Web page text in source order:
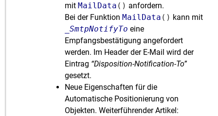
mit MailData () anfordern.
Bei der Funktion MailData () kann mit
_SmtpNotifyTo eine
Empfangsbestätigung angefordert
werden. Im Header der E-Mail wird der
Eintrag “Disposition-Notification-To”
gesetzt.
Neue Eigenschaften für die
Automatische Positionierung von
Objekten. Weiterführender Artikel: